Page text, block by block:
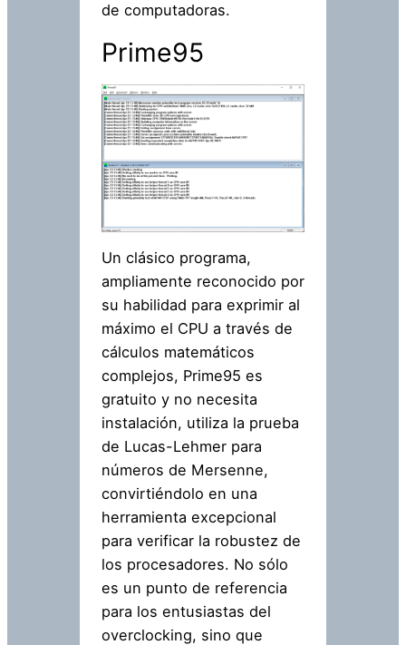
de computadoras.
Prime95
Un clásico programa,
ampliamente reconocido por
su habilidad para exprimir al
máximo el CPU a través de
cálculos matemáticos
complejos, Prime95 es
gratuito y no necesita
instalación, utiliza la prueba
de Lucas-Lehmer para
números de Mersenne,
convirtiéndolo en una
herramienta excepcional
para verificar la robustez de
los procesadores. No sólo
es un punto de referencia
para los entusiastas del
overclocking, sino que